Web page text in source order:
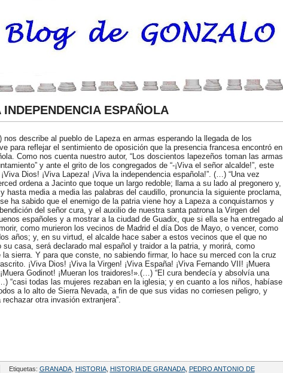
ESPAÑOLA
nos describe al pueblo de Lapeza en armas esperando la llegada de los
para reflejar el sentimiento de oposición que la presencia francesa encontró en
Como nos cuenta nuestro autor, “Los doscientos lapezeños toman las armas
y ante el grito de los congregados de “-¡Viva el señor alcalde!”, este
Dios! ¡Viva Lapeza! ¡Viva la independencia española!”. (…) “Una vez
ordena a Jacinto que toque un largo redoble; llama a su lado al pregonero y,
hasta media a media las palabras del caudillo, pronuncia la siguiente proclama,
ha sabido que el enemigo de la patria viene hoy a Lapeza a conquistarnos y
del señor cura, y el auxilio de nuestra santa patrona la Virgen del
españoles y a mostrar a la ciudad de Guadix, que si ella se ha entregado al
como murieron los vecinos de Madrid el día Dos de Mayo, o vencer, como
años; y, en su virtud, el alcalde hace saber a estos vecinos que el que no
casa, será declarado mal español y traidor a la patria, y morirá, como
sierra. Y para que conste, no sabiendo firmar, lo hace su merced con la cruz
¡Viva Dios! ¡Viva la Virgen! ¡Viva España! ¡Viva Fernando VII! ¡Muera
Godinot! ¡Mueran los traidores!».(…) “El cura bendecía y absolvía una
“casi todas las mujeres rezaban en la iglesia; y en cuanto a los niños, habíase
a lo alto de Sierra Nevada, a fin de que sus vidas no corriesen peligro, y
otra invasión extranjera”.
Etiquetas: GRANADA, HISTORIA, HISTORIA DE GRANADA, PEDRO ANTONIO DE